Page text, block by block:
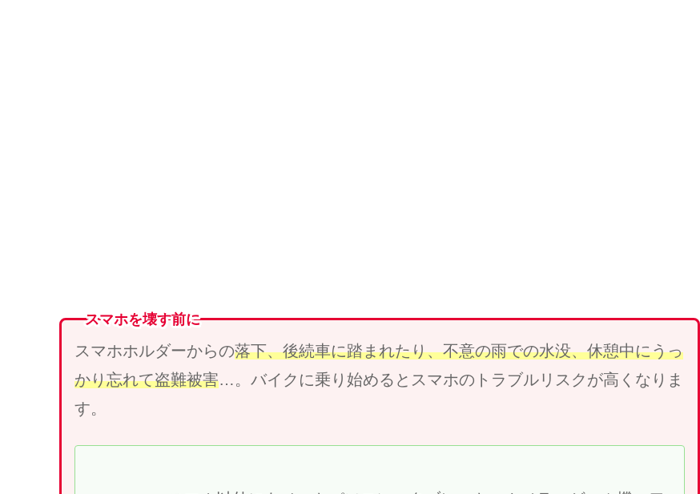
スマホを壊す前に
スマホホルダーからの落下、後続車に踏まれたり、不意の雨での水没、休憩中にうっ
かり忘れて盗難被害…。バイクに乗り始めるとスマホのトラブルリスクが高くなりま
す。